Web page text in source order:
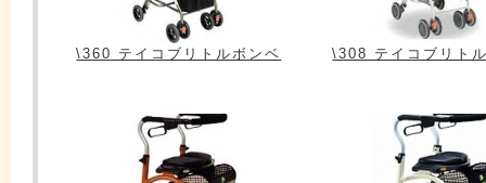
\360 テイコブリトルボンベ \308 テイコブリト